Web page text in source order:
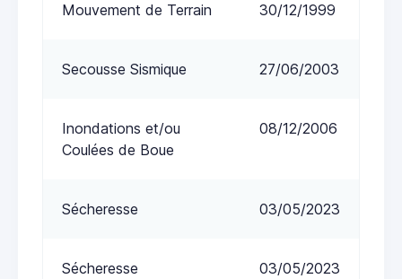
Mouvement de Terrain 30/12/1999
Secousse Sismique 27/06/2003
Inondations et/ou
Coulées de Boue
08/12/2006
Sécheresse 03/05/2023
Sécheresse 03/05/2023